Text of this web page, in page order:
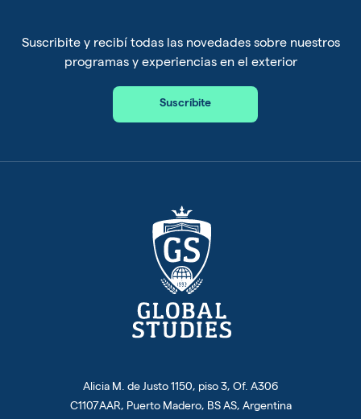
Suscribite y recibí todas las novedades sobre nuestros
programas y experiencias en el exterior
Suscríbite
Alicia M. de Justo 1150, piso 3, Of. A306
C1107AAR, Puerto Madero, BS AS, Argentina